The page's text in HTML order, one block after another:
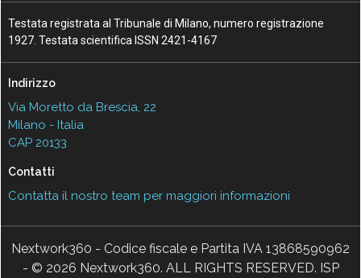
Testata registrata al Tribunale di Milano, numero registrazione
1927. Testata scientifica ISSN 2421-4167
Indirizzo
Via Moretto da Brescia, 22
Milano - Italia
CAP 20133
Contatti
Contatta il nostro team per maggiori informazioni
Nextwork360 - Codice fiscale e Partita IVA 13868590962
- © 2026 Nextwork360. ALL RIGHTS RESERVED. ISP